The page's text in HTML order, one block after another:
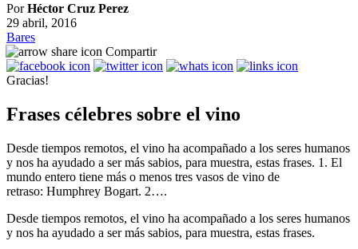
PorHéctor Cruz Perez
29 abril, 2016
Bares
Compartir
Gracias!
Frases célebres sobre el vino
Desde tiempos remotos, el vino ha acompañado a los seres humanos
y nos ha ayudado a ser más sabios, para muestra, estas frases. 1. El
mundo entero tiene más o menos tres vasos de vino de
retraso: Humphrey Bogart. 2….
Desde tiempos remotos, el vino ha acompañado a los seres humanos
y nos ha ayudado a ser más sabios, para muestra, estas frases.